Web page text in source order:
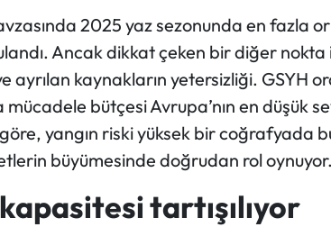
2025 yaz sezonunda en fazla
Ancak dikkat çeken bir diğer nokta
ayrılan kaynakların yetersizliği. GSYH
mücadele bütçesi Avrupa’nın en düşük
yangın riski yüksek bir coğrafyada
büyümesinde doğrudan rol oynuyor.
tartışılıyor